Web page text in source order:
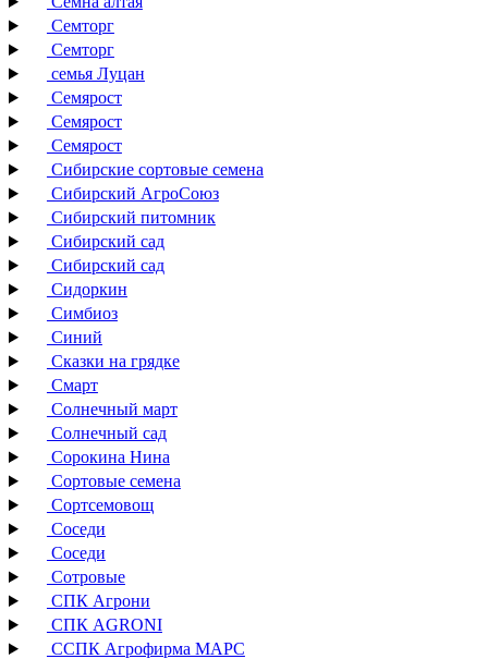
Семторг
Семторг
семья Луцан
Семярост
Семярост
Семярост
Сибирские сортовые семена
Сибирский АгроСоюз
Сибирский питомник
Сибирский сад
Сибирский сад
Сидоркин
Симбиоз
Синий
Сказки на грядке
Смарт
Солнечный март
Солнечный сад
Сорокина Нина
Сортовые семена
Сортсемовощ
Соседи
Соседи
Сотровые
СПК Агрони
СПК AGRONI
ССПК Агрофирма МАРС